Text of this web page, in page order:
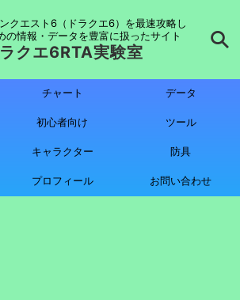
クエスト6（ドラクエ6）を最速攻略し
の情報・データを豊富に扱ったサイト
ラクエ6RTA実験室
チャート データ
初心者向け ツール
キャラクター 防具
プロフィール お問い合わせ